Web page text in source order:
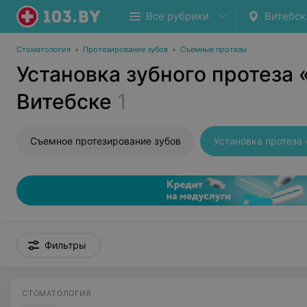
Все рубрики Витебск
Стоматология • Протезирование зубов • Съемные протезы
Установка зубного протеза
Витебске 1
Съемное протезирование зубов Установка протеза
Фильтры
СТОМАТОЛОГИЯ